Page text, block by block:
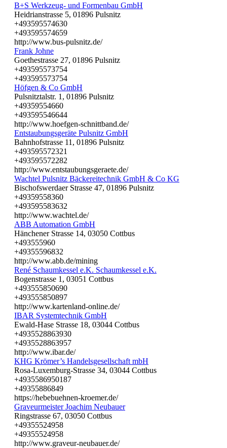
B+S Werkzeug- und Formenbau GmbH
Heidrianstrasse 5, 01896 Pulsnitz
+493595574630
+493595574659
http://www.bus-pulsnitz.de/
Frank Johne
Goethestrasse 27, 01896 Pulsnitz
+493595573754
+493595573754
Höfgen & Co GmbH
Pulsnitztalstr. 1, 01896 Pulsnitz
+49359554660
+493595546644
http://www.hoefgen-schnittband.de/
Entstaubungsgeräte Pulsnitz GmbH
Bahnhofstrasse 11, 01896 Pulsnitz
+493595572321
+493595572282
http://www.entstaubungsgeraete.de/
Wachtel Pulsnitz Bäckereitechnik GmbH & Co KG
Bischofswerdaer Strasse 47, 01896 Pulsnitz
+49359558360
+493595583632
http://www.wachtel.de/
ABB Automation GmbH
Hänchener Strasse 14, 03050 Cottbus
+493555960
+49355596832
http://www.abb.de/mining
René Schaumkessel e.K. Schaumkessel e.K.
Bogenstrasse 1, 03051 Cottbus
+493555850690
+493555850897
http://www.kartenland-online.de/
IBAR Systemtechnik GmbH
Ewald-Hase Strasse 18, 03044 Cottbus
+4935528863930
+4935528863957
http://www.ibar.de/
KHG Krömer’s Handelsgesellschaft mbH
Rosa-Luxemburg-Strasse 34, 03044 Cottbus
+4935586950187
+49355886849
https://hebebuehnen-kroemer.de/
Graveurmeister Joachim Neubauer
Ringstrasse 67, 03050 Cottbus
+49355524958
+49355524958
http://www.graveur-neubauer.de/